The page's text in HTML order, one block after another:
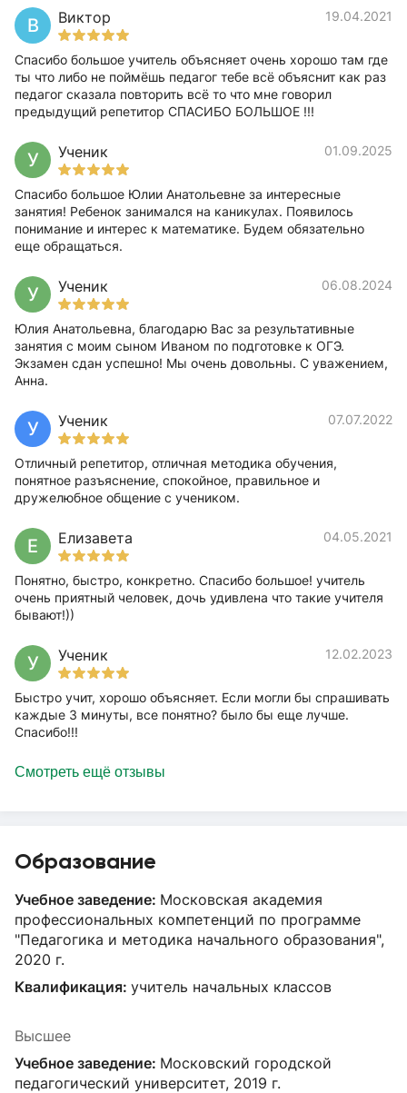
В Виктор 19.04.2021
Спасибо большое учитель объясняет очень хорошо там где
ты что либо не поймёшь педагог тебе всё объяснит как раз
педагог сказала повторить всё то что мне говорил
предыдущий репетитор СПАСИБО БОЛЬШОЕ !!!
У Ученик 01.09.2025
Спасибо большое Юлии Анатольевне за интересные
занятия! Ребенок занимался на каникулах. Появилось
понимание и интерес к математике. Будем обязательно
еще обращаться.
У Ученик 06.08.2024
Юлия Анатольевна, благодарю Вас за результативные
занятия с моим сыном Иваном по подготовке к ОГЭ.
Экзамен сдан успешно! Мы очень довольны. С уважением,
Анна.
У Ученик 07.07.2022
Отличный репетитор, отличная методика обучения,
понятное разъяснение, спокойное, правильное и
дружелюбное общение с учеником.
Е Елизавета 04.05.2021
Понятно, быстро, конкретно. Спасибо большое! учитель
очень приятный человек, дочь удивлена что такие учителя
бывают!))
У Ученик 12.02.2023
Быстро учит, хорошо объясняет. Если могли бы спрашивать
каждые 3 минуты, все понятно? было бы еще лучше.
Спасибо!!!
Смотреть ещё отзывы
Образование
Учебное заведение: Московская академия
профессиональных компетенций по программе
"Педагогика и методика начального образования",
2020 г.
Квалификация: учитель начальных классов
Высшее
Учебное заведение: Московский городской
педагогический университет, 2019 г.